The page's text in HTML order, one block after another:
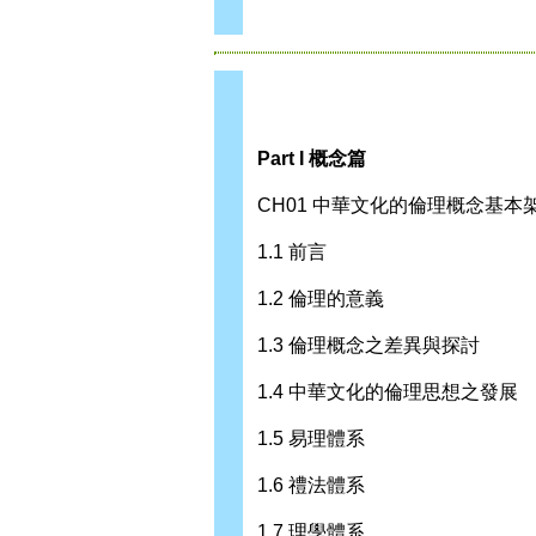
Part I 概念篇
CH01 中華文化的倫理概念基本
1.1 前言
1.2 倫理的意義
1.3 倫理概念之差異與探討
1.4 中華文化的倫理思想之發展
1.5 易理體系
1.6 禮法體系
1.7 理學體系